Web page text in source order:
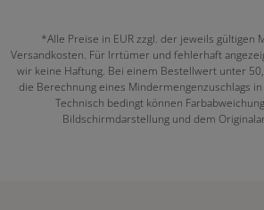
*Alle Preise in EUR zzgl. der jeweils gültigen
Versandkosten. Für Irrtümer und fehlerhaft
wir keine Haftung. Bei einem Bestellwert unter
die Berechnung eines Mindermengenzuschlags
Technisch bedingt können
Bildschirmdarstellung und dem